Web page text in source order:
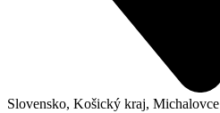
Slovensko, Košický kraj, Michalovce